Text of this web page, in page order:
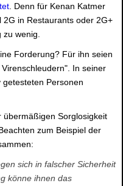
. Denn für Kenan Katmer
in Restaurants oder 2G+
wenig.
Forderung? Für ihn seien
In seiner
Personen
übermäßigen Sorglosigkeit
zum Beispiel der
sich in falscher Sicherheit
könne ihnen das